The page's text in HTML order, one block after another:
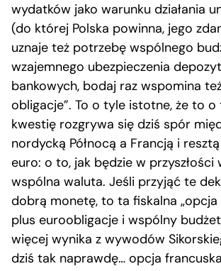
wydatków jako warunku działania
(do której Polska powinna, jego
uznaje też potrzebę wspólnego
wzajemnego ubezpieczenia
bankowych, bodaj raz wspomina
obligacje”. To o tyle istotne, że to
kwestię rozgrywa się dziś spór
nordycką Północą a Francją i
euro: o to, jak będzie w przyszłości
wspólna waluta. Jeśli przyjąć te
dobrą monetę, to ta fiskalna „opcja
plus euroobligacje i wspólny
więcej wynika z wywodów
dziś tak naprawdę… opcja